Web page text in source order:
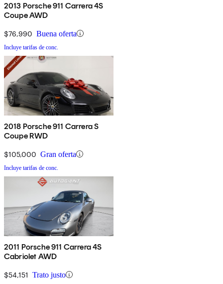
2013 Porsche 911 Carrera 4S
Coupe AWD
$76,990 Buena oferta
Incluye tarifas de conc.
2018 Porsche 911 Carrera S
Coupe RWD
$105,000 Gran oferta
Incluye tarifas de conc.
2011 Porsche 911 Carrera 4S
Cabriolet AWD
$54,151 Trato justo